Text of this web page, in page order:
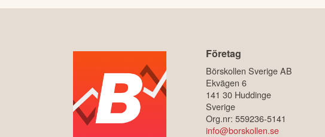
Företag
Börskollen Sverige AB
Ekvägen 6
141 30 Huddinge
Sverige
Org.nr: 559236-5141
info@borskollen.se